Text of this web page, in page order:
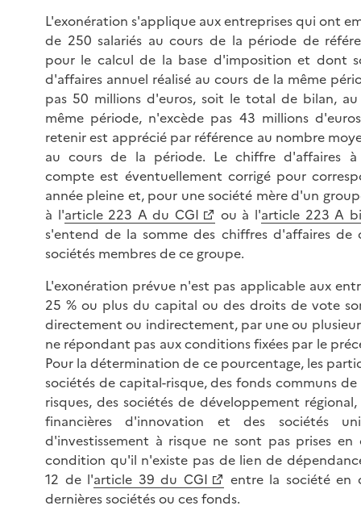
L'exonération s'applique aux entreprises qui ont
de 250 salariés au cours de la période de
pour le calcul de la base d'imposition et dont
d'affaires annuel réalisé au cours de la même
pas 50 millions d'euros, soit le total de bilan,
même période, n'excède pas 43 millions
retenir est apprécié par référence au nombre
au cours de la période. Le chiffre d'affaires
compte est éventuellement corrigé pour
année pleine et, pour une société mère d'un
à l'article 223 A du CGI ou à l'article 223 A
s'entend de la somme des chiffres d'affaires de
sociétés membres de ce groupe.
L'exonération prévue n'est pas applicable aux
25 % ou plus du capital ou des droits de vote
directement ou indirectement, par une ou
ne répondant pas aux conditions fixées par le
Pour la détermination de ce pourcentage, les
sociétés de capital-risque, des fonds communs
risques, des sociétés de développement
financières d'innovation et des sociétés
d'investissement à risque ne sont pas prises
condition qu'il n'existe pas de lien de
12 de l'article 39 du CGI
entre la société en
dernières sociétés ou ces fonds.